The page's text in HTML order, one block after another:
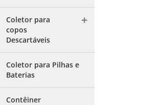
Coletor para
copos
Descartáveis
Coletor para Pilhas e
Baterias
Contêiner